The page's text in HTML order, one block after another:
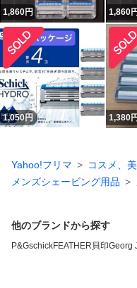
1,860円 1,860円
1,050円 1,380円
Yahoo!フリマ
コスメ、
メンズシェービング用品
他のブランドから探す
P&GschickFEATHER 貝印Georg